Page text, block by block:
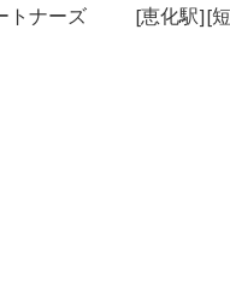
トナーズ
[恵化駅][